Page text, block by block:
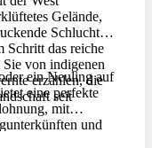
Gelände,
Schluchten
Schritt das reiche
von indigenen
erzählen, die
seit
ein Neuling auf
eine perfekte
mit
und